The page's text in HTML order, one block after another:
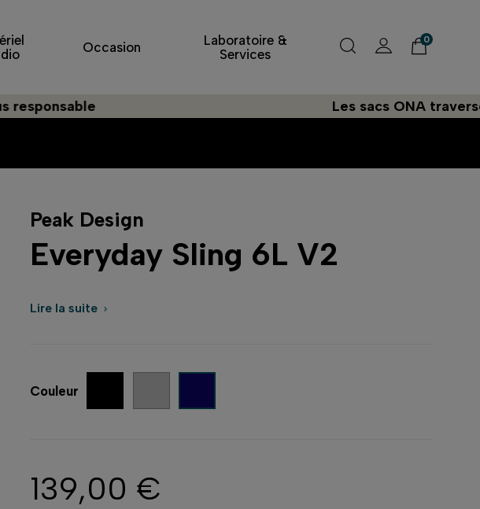
Occasion
Laboratoire &
Services
0
Les sacs ONA traversent
Peak Design
Everyday Sling 6L V2
Lire la suite 
Couleur
139,00 €